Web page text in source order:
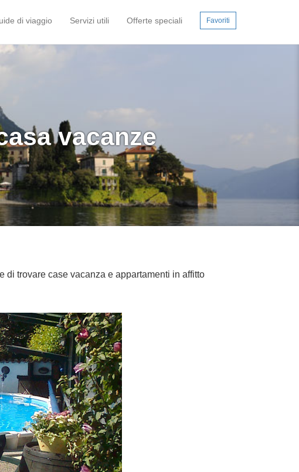
di viaggio Servizi utili Offerte speciali Favoriti
vacanze
trovare case vacanza e appartamenti in affitto